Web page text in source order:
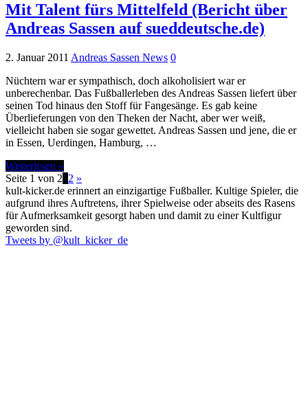
Mit Talent fürs Mittelfeld (Bericht über
Andreas Sassen auf sueddeutsche.de)
2. Januar 2011 Andreas Sassen News 0
Nüchtern war er sympathisch, doch alkoholisiert war er
unberechenbar. Das Fußballerleben des Andreas Sassen liefert über
seinen Tod hinaus den Stoff für Fangesänge. Es gab keine
Überlieferungen von den Theken der Nacht, aber wer weiß,
vielleicht haben sie sogar gewettet. Andreas Sassen und jene, die er
in Essen, Uerdingen, Hamburg, …
Weiterlesen »
Seite 1 von 2 2 »
kult-kicker.de erinnert an einzigartige Fußballer. Kultige Spieler, die
aufgrund ihres Auftretens, ihrer Spielweise oder abseits des Rasens
für Aufmerksamkeit gesorgt haben und damit zu einer Kultfigur
geworden sind.
Tweets by @kult_kicker_de